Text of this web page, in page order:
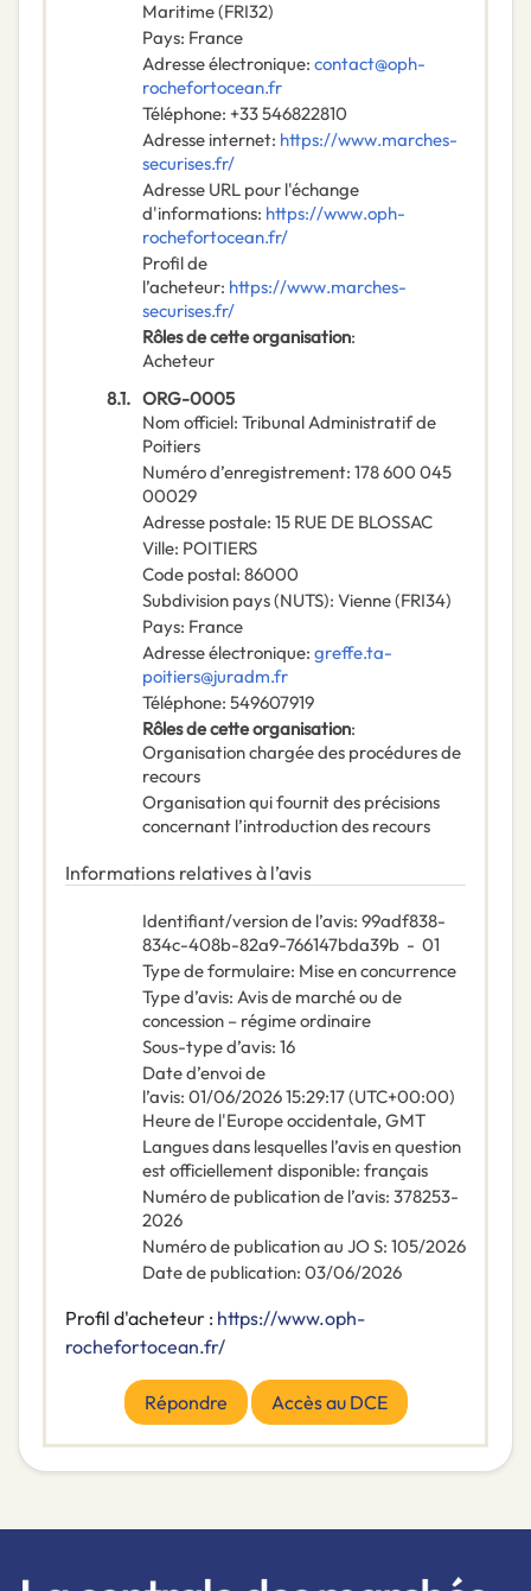
Maritime(FRI32)
Pays: France
Adresse électronique: contact@oph-
rochefortocean.fr
Téléphone: +33 546822810
Adresse internet: https://www.marches-
securises.fr/
Adresse URL pour l'échange
d'informations: https://www.oph-
rochefortocean.fr/
Profil de
l’acheteur: https://www.marches-
securises.fr/
Rôles de cette organisation:
Acheteur
8.1. ORG-0005
Nom officiel: Tribunal Administratif de
Poitiers
Numéro d’enregistrement: 178 600 045
00029
Adresse postale: 15 RUE DE BLOSSAC
Ville: POITIERS
Code postal: 86000
Subdivision pays (NUTS): Vienne(FRI34)
Pays: France
Adresse électronique: greffe.ta-
poitiers@juradm.fr
Téléphone: 549607919
Rôles de cette organisation:
Organisation chargée des procédures de
recours
Organisation qui fournit des précisions
concernant l’introduction des recours
Informations relatives à l’avis
Identifiant/version de l’avis: 99adf838-
834c-408b-82a9-766147bda39b - 01
Type de formulaire: Mise en concurrence
Type d’avis: Avis de marché ou de
concession – régime ordinaire
Sous-type d’avis: 16
Date d’envoi de
l’avis: 01/06/202615:29:17 (UTC+00:00)
Heure de l'Europe occidentale, GMT
Langues dans lesquelles l’avis en question
est officiellement disponible: français
Numéro de publication de l’avis: 378253-
2026
Numéro de publication au JO S: 105/2026
Date de publication: 03/06/2026
Profil d'acheteur : https://www.oph-
rochefortocean.fr/
Répondre Accès au DCE